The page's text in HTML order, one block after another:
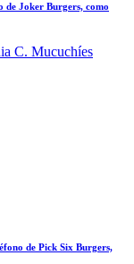
de Joker Burgers, como
C. Mucuchíes
de Pick Six Burgers,